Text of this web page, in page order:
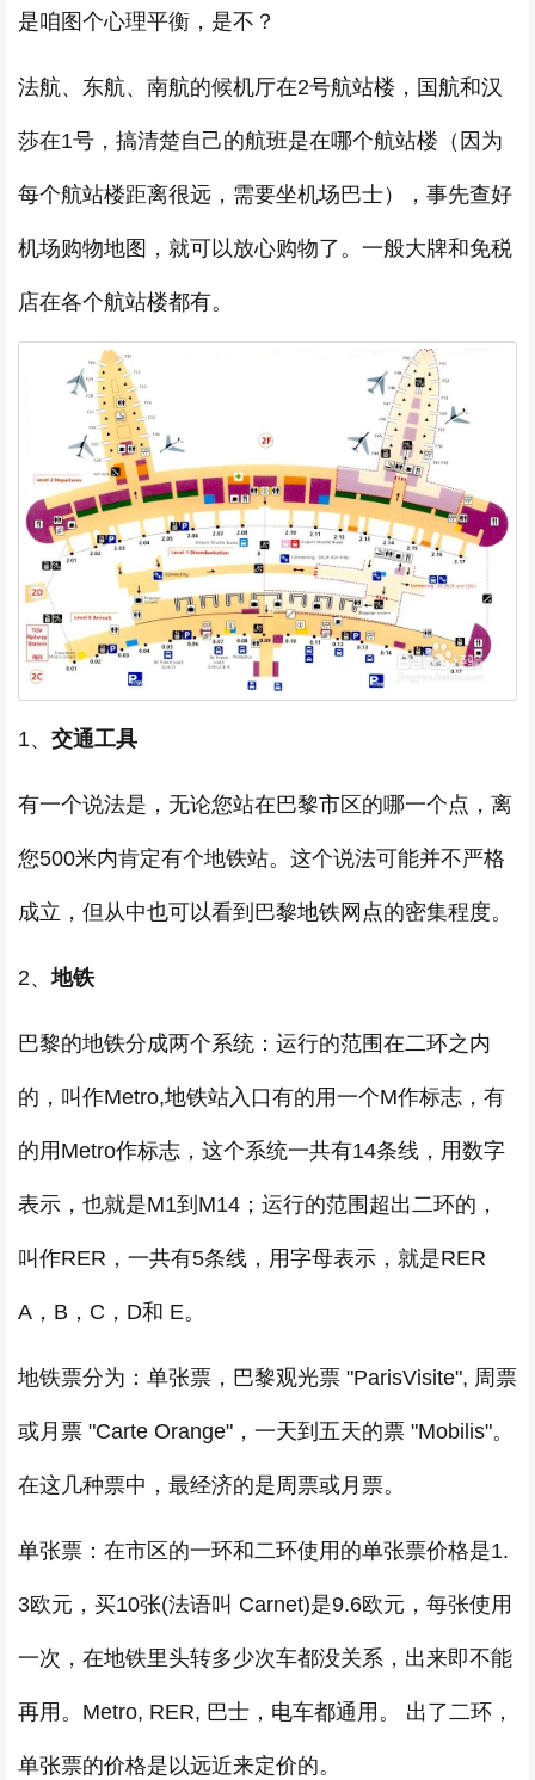
是咱图个心理平衡，是不？
法航、东航、南航的候机厅在2号航站楼，国航和汉
莎在1号，搞清楚自己的航班是在哪个航站楼（因为
每个航站楼距离很远，需要坐机场巴士），事先查好
机场购物地图，就可以放心购物了。一般大牌和免税
店在各个航站楼都有。
1、 交通工具
有一个说法是，无论您站在巴黎市区的哪一个点，离
您500米内肯定有个地铁站。这个说法可能并不严格
成立，但从中也可以看到巴黎地铁网点的密集程度。
2、地铁
巴黎的地铁分成两个系统：运行的范围在二环之内
的，叫作Metro,地铁站入口有的用一个M作标志，有
的用Metro作标志，这个系统一共有14条线，用数字
表示，也就是M1到M14；运行的范围超出二环的，
叫作RER，一共有5条线，用字母表示，就是RER
A，B，C，D和 E。
地铁票分为：单张票，巴黎观光票 "ParisVisite", 周票
或月票 "Carte Orange"，一天到五天的票 "Mobilis"。
在这几种票中，最经济的是周票或月票。
单张票：在市区的一环和二环使用的单张票价格是1.
3欧元，买10张(法语叫 Carnet)是9.6欧元，每张使用
一次，在地铁里头转多少次车都没关系，出来即不能
再用。Metro, RER, 巴士，电车都通用。 出了二环，
单张票的价格是以远近来定价的。